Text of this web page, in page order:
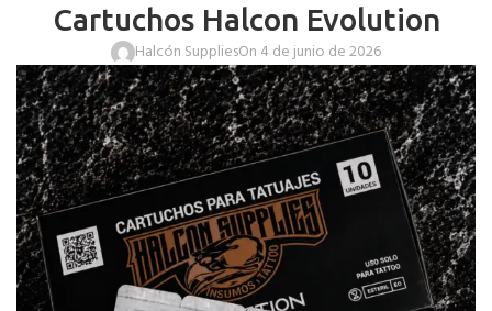
Cartuchos Halcon Evolution
Halcón SuppliesOn 4 de junio de 2026